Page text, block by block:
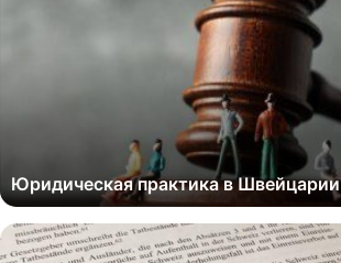
Юридическая практика в Швейцарии